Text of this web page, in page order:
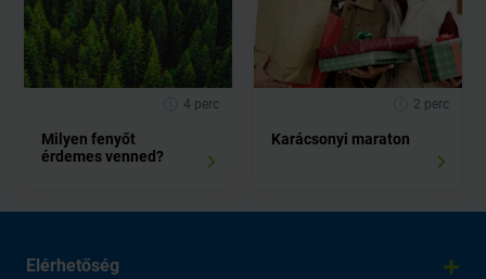
4 perc
Milyen fenyőt
érdemes venned?
2 perc
Karácsonyi maraton
Elérhetőség